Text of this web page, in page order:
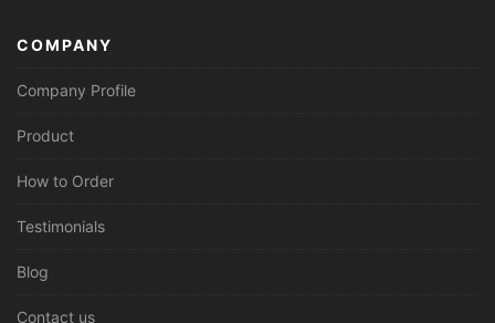
COMPANY
Company Profile
Product
How to Order
Testimonials
Blog
Contact us